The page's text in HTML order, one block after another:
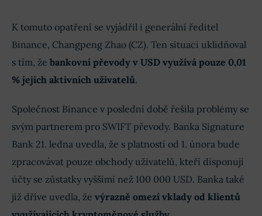
K tomuto opatření se vyjádřil i generální ředitel
Binance, Changpeng Zhao (CZ). Ten situaci uklidňoval
s tím, že bankovní převody v USD využívá pouze 0,01
% jejich aktivních uživatelů.
Společnost Binance v poslední době řešila problémy se
svým partnerem pro SWIFT převody. Banka Signature
Bank 21. ledna uvedla, že s platností od 1. února bude
zpracovávat pouze obchody uživatelů, kteří disponují
účty se zůstatky vyššími než 100 000 USD. Banka také
již dříve uvedla, že výrazně omezí vklady od klientů